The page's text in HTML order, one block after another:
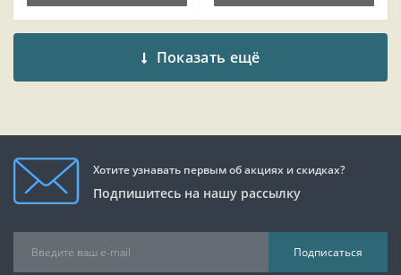
Показать ещё
Хотите узнавать первым об акциях и скидках?
Подпишитесь на нашу рассылку
Подписаться